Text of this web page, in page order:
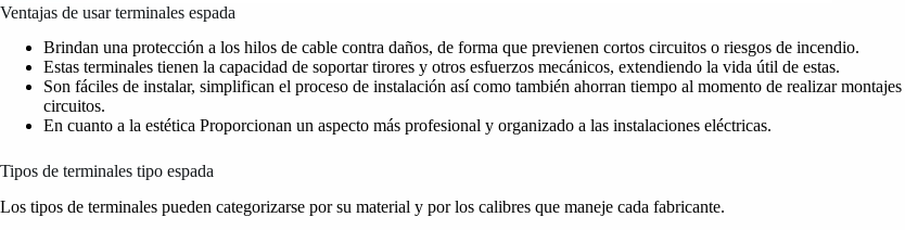
Ventajas de usar terminales espada
Brindan una protección a los hilos de cable contra daños, de forma que previenen cortos circuitos o riesgos de incendio.
Estas terminales tienen la capacidad de soportar tirores y otros esfuerzos mecánicos, extendiendo la vida útil de estas.
Son fáciles de instalar, simplifican el proceso de instalación así como también ahorran tiempo al momento de realizar montajes
circuitos.
En cuanto a la estética Proporcionan un aspecto más profesional y organizado a las instalaciones eléctricas.
Tipos de terminales tipo espada
Los tipos de terminales pueden categorizarse por su material y por los calibres que maneje cada fabricante.